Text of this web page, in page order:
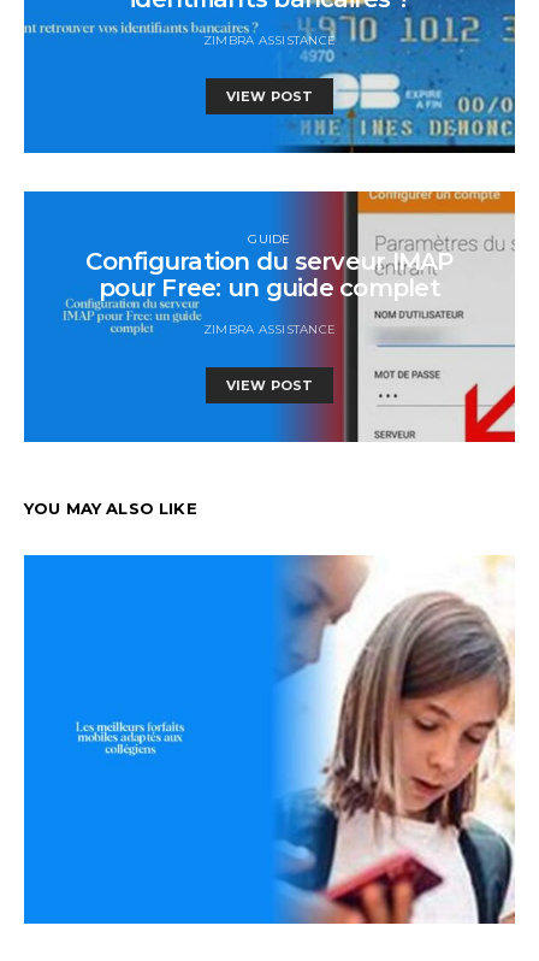
ZIMBRA ASSISTANCE
VIEW POST
GUIDE
Configuration du serveur IMAP
pour Free: un guide complet
ZIMBRA ASSISTANCE
VIEW POST
YOU MAY ALSO LIKE